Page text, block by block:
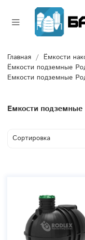
Главная
Ёмкости
Ёмкости подземные
Емкости подземные
Емкости подземные